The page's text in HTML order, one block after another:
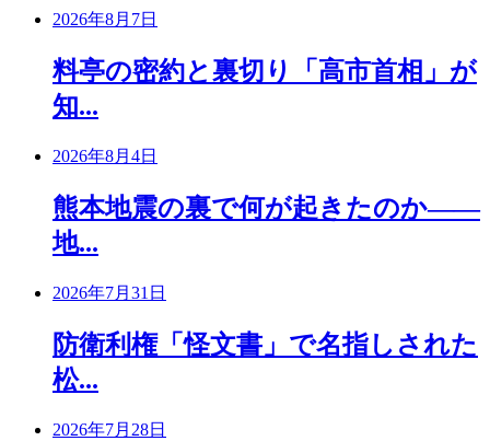
2026年8月7日
料亭の密約と裏切り「高市首相」が
知...
2026年8月4日
熊本地震の裏で何が起きたのか――
地...
2026年7月31日
防衛利権「怪文書」で名指しされた
松...
2026年7月28日